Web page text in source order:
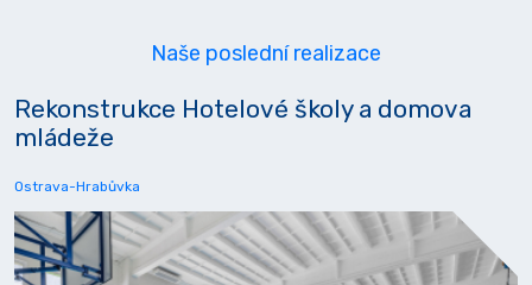
Naše poslední realizace
Rekonstrukce Hotelové školy a domova
mládeže
Ostrava-Hrabůvka